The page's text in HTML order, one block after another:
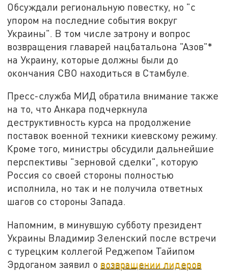
Обсуждали региональную повестку, но "с
упором на последние события вокруг
Украины". В том числе затрону и вопрос
возвращения главарей нацбатальона "Азов"*
на Украину, которые должны были до
окончания СВО находиться в Стамбуле.
Пресс-служба МИД обратила внимание также
на то, что Анкара подчеркнула
деструктивность курса на продолжение
поставок военной техники киевскому режиму.
Кроме того, министры обсудили дальнейшие
перспективы "зерновой сделки", которую
Россия со своей стороны полностью
исполнила, но так и не получила ответных
шагов со стороны Запада.
Напомним, в минувшую субботу президент
Украины Владимир Зеленский после встречи
с турецким коллегой Реджепом Тайипом
Эрдоганом заявил о возвращении лидеров